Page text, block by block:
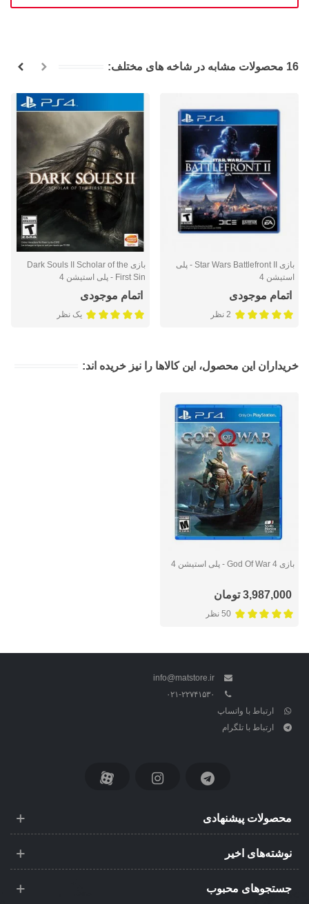
16 محصولات مشابه در شاخه های مختلف:
بازی Star Wars Battlefront II - پلی
استیشن 4
اتمام موجودی
2 نظر
بازی Dark Souls II Scholar of the
First Sin - پلی استیشن 4
اتمام موجودی
یک نظر
خریداران این محصول، این کالاها را نیز خریده اند:
بازی God Of War 4 - پلی استیشن 4
3,987,000 تومان
50 نظر
info@matstore.ir
۰۲۱-۲۲۷۴۱۵۳۰
ارتباط با واتساپ
ارتباط با تلگرام
محصولات پیشنهادی
نوشته‌های اخیر
جستجوهای محبوب